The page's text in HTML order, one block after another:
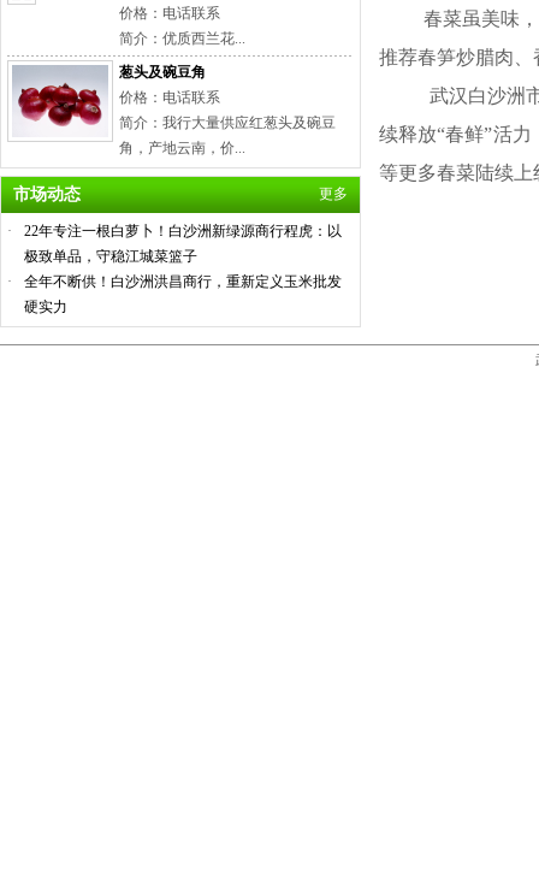
价格：电话联系
简介：优质西兰花...
葱头及碗豆角
价格：电话联系
简介：我行大量供应红葱头及碗豆
角，产地云南，价...
市场动态 更多
·
22年专注一根白萝卜！白沙洲新绿源商行程虎：以
极致单品，守稳江城菜篮子
·
全年不断供！白沙洲洪昌商行，重新定义玉米批发
硬实力
春菜虽美味
推荐春笋炒腊肉
武汉白沙洲市场
续释放“春鲜”活力
等更多春菜陆续